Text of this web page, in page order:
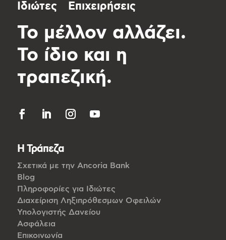
Ιδιώτες Επιχειρήσεις
Το μέλλον αλλάζει.
Το ίδιο και η
τραπεζική.
Η Τράπεζα
Σχετικά με την Ancoria Bank
Blog
Πληροφορίες για Ιδιώτες
Διαχείριση Ληξιπρόθεσμων Οφειλών
Υπολογιστής Δανείου
Ασφάλεια
Επικοινωνία